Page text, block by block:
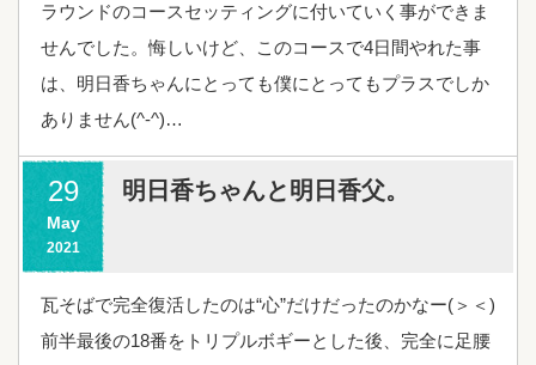
ラウンドのコースセッティングに付いていく事ができま
せんでした。悔しいけど、このコースで4日間やれた事
は、明日香ちゃんにとっても僕にとってもプラスでしか
ありません(^-^)…
29
May
2021
明日香ちゃんと明日香父。
瓦そばで完全復活したのは“心”だけだったのかなー(＞＜)
前半最後の18番をトリプルボギーとした後、完全に足腰